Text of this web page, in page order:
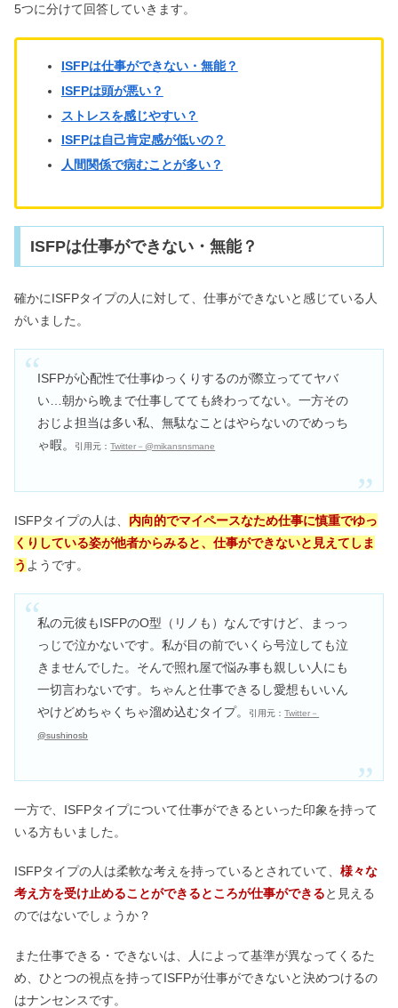
プや恋愛の相性が悪いのは？
INFJは生きづらい？優しすぎる・頭悪
いから社会不適合は嘘！
ESFPはモテる！女性の恋愛傾向＆相
ENFPはモテる！人たらしな恋愛傾
向？好きなタイプ・相性も
5つに分けて回答していきます。
ISFPは仕事ができない・無能？
ISFPは頭が悪い？
ストレスを感じやすい？
ISFPは自己肯定感が低いの？
人間関係で病むことが多い？
ISFPは仕事ができない・無能？
確かにISFPタイプの人に対して、仕事ができないと感じている人
がいました。
ISFPが心配性で仕事ゆっくりするのが際立っててヤバ
い…朝から晩まで仕事してても終わってない。一方その
おじよ担当は多い私、無駄なことはやらないのでめっち
ゃ暇。
引用元：Twitter－@mikansnsmane
ISFPタイプの人は、 内向的でマイペースなため仕事に慎重でゆっ
くりしている姿が他者からみると、仕事ができないと見えてしま
う ようです。
私の元彼もISFPのO型（リノも）なんですけど、まっっ
っじで泣かないです。私が目の前でいくら号泣しても泣
きませんでした。そんで照れ屋で悩み事も親しい人にも
一切言わないです。ちゃんと仕事できるし愛想もいいん
やけどめちゃくちゃ溜め込むタイプ。
引用元：Twitter－
@sushinosb
一方で、ISFPタイプについて仕事ができるといった印象を持って
いる方もいました。
ISFPタイプの人は柔軟な考えを持っているとされていて、 様々な
考え方を受け止めることができるところが仕事ができると見える
のではないでしょうか？
また仕事できる・できないは、人によって基準が異なってくるた
め、ひとつの視点を持ってISFPが仕事ができないと決めつけるの
はナンセンスです。